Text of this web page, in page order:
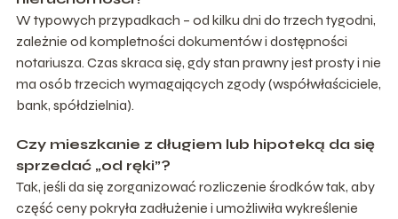
W typowych przypadkach – od kilku dni do trzech tygodni,
zależnie od kompletności dokumentów i dostępności
notariusza. Czas skraca się, gdy stan prawny jest prosty i nie
ma osób trzecich wymagających zgody (współwłaściciele,
bank, spółdzielnia).
Czy mieszkanie z długiem lub hipoteką da się
sprzedać „od ręki”?
Tak, jeśli da się zorganizować rozliczenie środków tak, aby
część ceny pokryła zadłużenie i umożliwiła wykreślenie